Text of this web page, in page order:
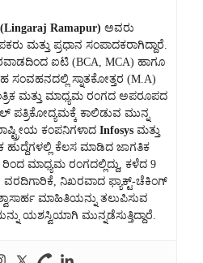
Ramapur) ಅವರು
ಮತ್ತು ಪ್ರಧಾನ ಸಂಪಾದಕರಾಗಿದ್ದಾರೆ.
ಐಟಿ (BCA, MCA) ಹಾಗೂ
ಸಂವಹನದಲ್ಲಿ ಸ್ನಾತಕೋತ್ತರ (M.A)
ಮತ್ತು ಮಾಧ್ಯಮ ರಂಗದ ಅಪರೂಪದ
ಪತ್ರಿಕೋದ್ಯಮಕ್ಕೆ ಕಾಲಿಡುವ ಮುನ್ನ
ಕಂಪನಿಗಳಾದ Infosysಮತ್ತು
ಹುದ್ದೆಗಳಲ್ಲಿ ಕೆಲಸ ಮಾಡಿದ ಜಾಗತಿಕ
ಮಾಧ್ಯಮ ರಂಗದಲ್ಲಿದ್ದು, ಕಳೆದ 9
ನಿಖರವಾದ ಫ್ಯಾಕ್ಟ್-ಚೆಕಿಂಗ್
ಮಾಹಿತಿಯನ್ನು ತಲುಪಿಸುವ
ಯಶಸ್ವಿಯಾಗಿ ಮುನ್ನಡೆಸುತ್ತಿದ್ದಾರೆ.